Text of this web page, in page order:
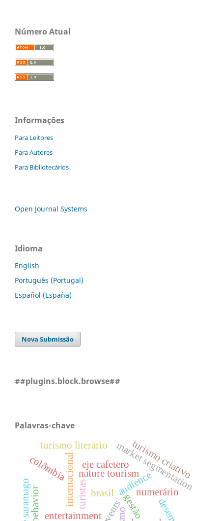
Número Atual
Informações
Para Leitores
Para Autores
Para Bibliotecários
Open Journal Systems
Idioma
English
Português (Portugal)
Español (España)
Nova Submissão
##plugins.block.browse##
Palavras-chave
brasil
internacional audience
entertainment
market segmentation
turismo literário
josé saramago gestão
turismo criativo
nature tourism
eje cafetero
colômbia
turistas numerário